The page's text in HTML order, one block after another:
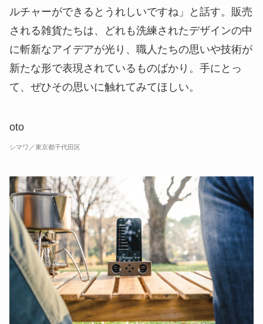
ルチャーができるとうれしいですね」と話す。販売
される雑貨たちは、どれも洗練されたデザインの中
に斬新なアイデアが光り、職人たちの思いや技術が
新たな形で表現されているものばかり。手にとっ
て、ぜひその思いに触れてみてほしい。
oto
シマワ／東京都千代田区